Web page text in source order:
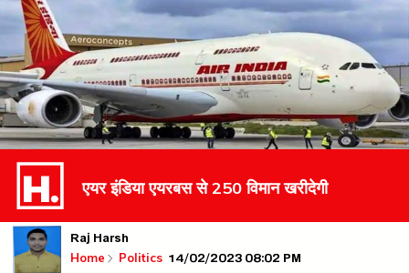
एयर इंडिया एयरबस से 250 विमान खरीदेगी
Raj Harsh
Home Politics 14/02/2023 08:02 PM